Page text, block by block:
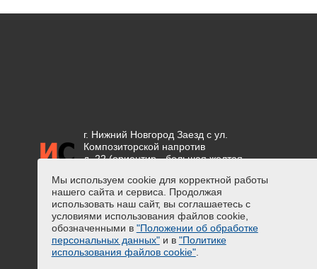
г. Нижний Новгород Заезд с ул.
Композиторской напротив
д. 22 (ориентир - большая желтая
Положение об обработке
персональных данных
Предупреждение о сборе
персональных данных
Политика использования файлов
Мы используем cookie для корректной работы
нашего сайта и сервиса. Продолжая
использовать наш сайт, вы соглашаетесь с
условиями использования файлов cookie,
обозначенными в "Положении об обработке
персональных данных"и в "Политике
использования файлов cookie".